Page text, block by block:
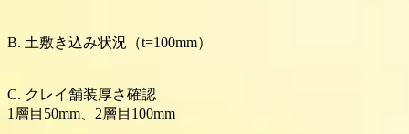
B. 土敷き込み状況（t=100mm）
C. クレイ舗装厚さ確認
1層目50mm、2層目100mm